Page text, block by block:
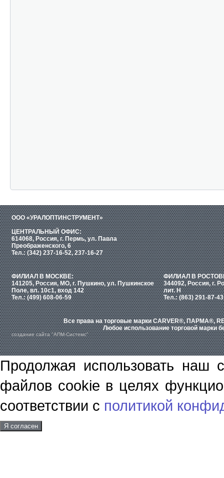
ООО «УРАЛОПТИНСТРУМЕНТ»
ЦЕНТРАЛЬНЫЙ ОФИС:
614068, Россия, г. Пермь, ул. Павла
Преображенского, 6
Тел.: (342) 237-16-52, 237-16-27
ФИЛИАЛ В МОСКВЕ:
141205, Россия, МО, г. Пушкино, ул. Пушкинское
Поле, вл. 10с1, вход 142
Тел.: (499) 608-06-59
ФИЛИАЛ В
344092, Россия, г.
лит. Н
Тел.: (863) 291-87-43
Все права на торговые марки CARVER®, ПАРМА®,
Любое использование торговой марки
создание сайта "АПМ-Системс"
Продолжая использовать наш
файлов cookie в целях
соответствии с политикой
Я согласен